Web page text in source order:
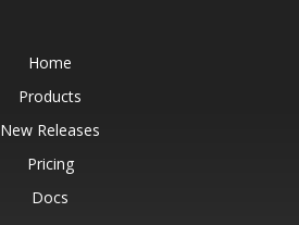
Home
Products
New Releases
Pricing
Docs